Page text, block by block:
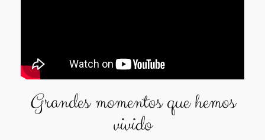
Grandes momentos que hemos
vivido